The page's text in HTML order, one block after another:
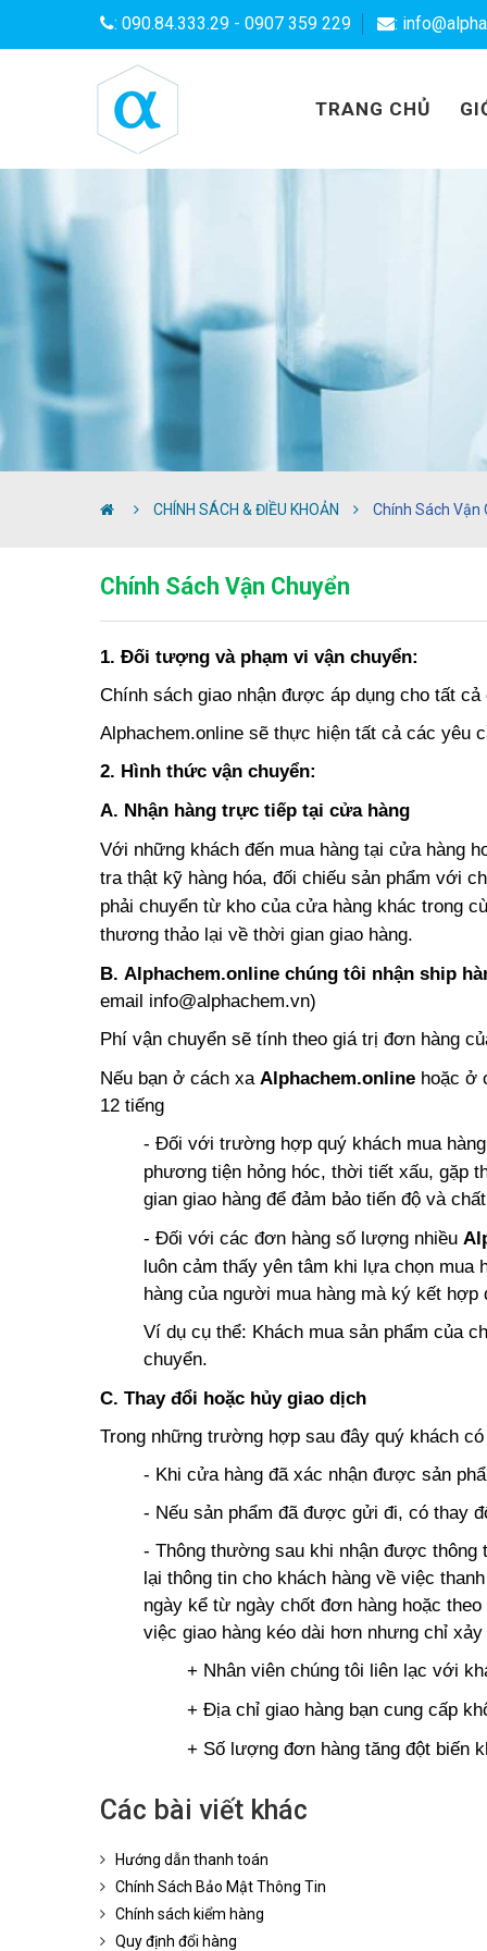
: 090.84.333.29 - 0907 359 229 :
TRANG CHỦ
CHÍNH SÁCH & ĐIỀU KHOẢN Chính Sách Vận
Chính Sách Vận Chuyển
1. Đối tượng và phạm vi vận chuyển:
Chính sách giao nhận được áp dụng cho tất
Alphachem.online sẽ thực hiện tất cả các yêu
2. Hình thức vận chuyển:
A. Nhận hàng trực tiếp tại cửa hàng
Với những khách đến mua hàng tại cửa hàng
tra thật kỹ hàng hóa, đối chiếu sản phẩm với
phải chuyển từ kho của cửa hàng khác trong
thương thảo lại về thời gian giao hàng.
B. Alphachem.online chúng tôi nhận ship
email info@alphachem.vn)
Phí vận chuyển sẽ tính theo giá trị đơn hàng
Nếu bạn ở cách xa Alphachem.online hoặc ở
12 tiếng
- Đối với trường hợp quý khách mua
phương tiện hỏng hóc, thời tiết xấu, gặp
gian giao hàng để đảm bảo tiến độ và
- Đối với các đơn hàng số lượng nhiều
luôn cảm thấy yên tâm khi lựa chọn mua
hàng của người mua hàng mà ký kết hợp
Ví dụ cụ thể: Khách mua sản phẩm của
chuyển.
C. Thay đổi hoặc hủy giao dịch
Trong những trường hợp sau đây quý khách
- Khi cửa hàng đã xác nhận được sản
- Nếu sản phẩm đã được gửi đi, có thay
- Thông thường sau khi nhận được thông
lại thông tin cho khách hàng về việc
ngày kể từ ngày chốt đơn hàng hoặc
việc giao hàng kéo dài hơn nhưng chỉ
+ Nhân viên chúng tôi liên lạc với
+ Địa chỉ giao hàng bạn cung cấp
+ Số lượng đơn hàng tăng đột biến
Các bài viết khác
Hướng dẫn thanh toán
Chính Sách Bảo Mật Thông Tin
Chính sách kiểm hàng
Quy định đổi hàng